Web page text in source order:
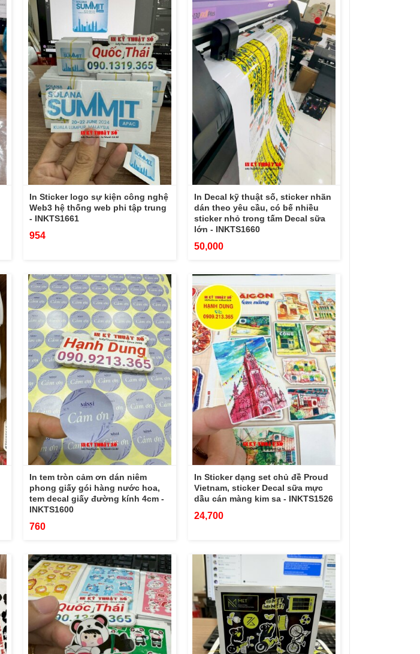
In Sticker logo sự kiện công nghệ
Web3 hệ thống web phi tập trung
- INKTS1661
954
In Decal kỹ thuật số, sticker nhãn
dán theo yêu cầu, có bế nhiều
sticker nhỏ trong tấm Decal sữa
lớn - INKTS1660
50,000
In tem tròn cảm ơn dán niêm
phong giấy gói hàng nước hoa,
tem decal giấy đường kính 4cm -
INKTS1600
760
In Sticker dạng set chủ đề Proud
Vietnam, sticker Decal sữa mực
dầu cán màng kim sa - INKTS1526
24,700